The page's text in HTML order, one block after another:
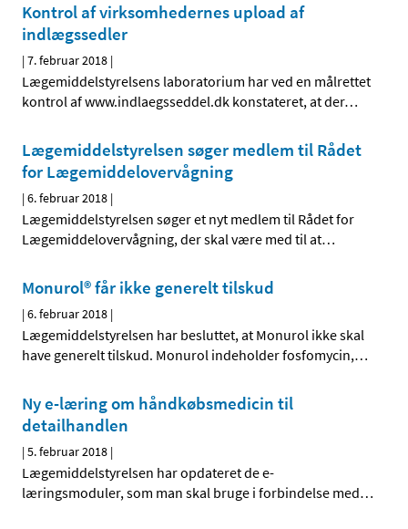
Kontrol af virksomhedernes upload af
indlægssedler
|7. februar 2018 |
Lægemiddelstyrelsens laboratorium har ved en målrettet
kontrol af www.indlaegsseddel.dk konstateret, at der…
Lægemiddelstyrelsen søger medlem til Rådet
for Lægemiddelovervågning
|6. februar 2018 |
Lægemiddelstyrelsen søger et nyt medlem til Rådet for
Lægemiddelovervågning, der skal være med til at…
Monurol® får ikke generelt tilskud
|6. februar 2018 |
Lægemiddelstyrelsen har besluttet, at Monurol ikke skal
have generelt tilskud. Monurol indeholder fosfomycin,…
Ny e-læring om håndkøbsmedicin til
detailhandlen
|5. februar 2018 |
Lægemiddelstyrelsen har opdateret de e-
læringsmoduler, som man skal bruge i forbindelse med…